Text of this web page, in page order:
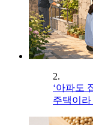
2.
‘아파도
주택이라